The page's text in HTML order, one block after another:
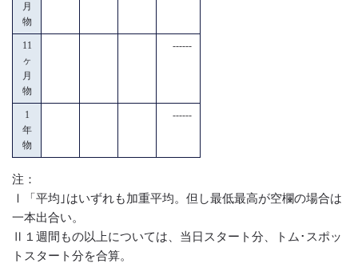
月
物
11
ヶ
月
物
------
1
年
物
------
注：
Ⅰ「平均｣はいずれも加重平均。但し最低最高が空欄の場合は
一本出合い。
Ⅱ１週間もの以上については、当日スタート分、トム･スポッ
トスタート分を合算。